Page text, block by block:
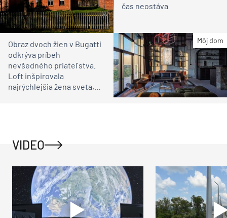
čas neostáva
Môj dom
Obraz dvoch žien v Bugatti
odkrýva príbeh
nevšedného priateľstva.
Loft inšpirovala
najrýchlejšia žena sveta,
VIDEO